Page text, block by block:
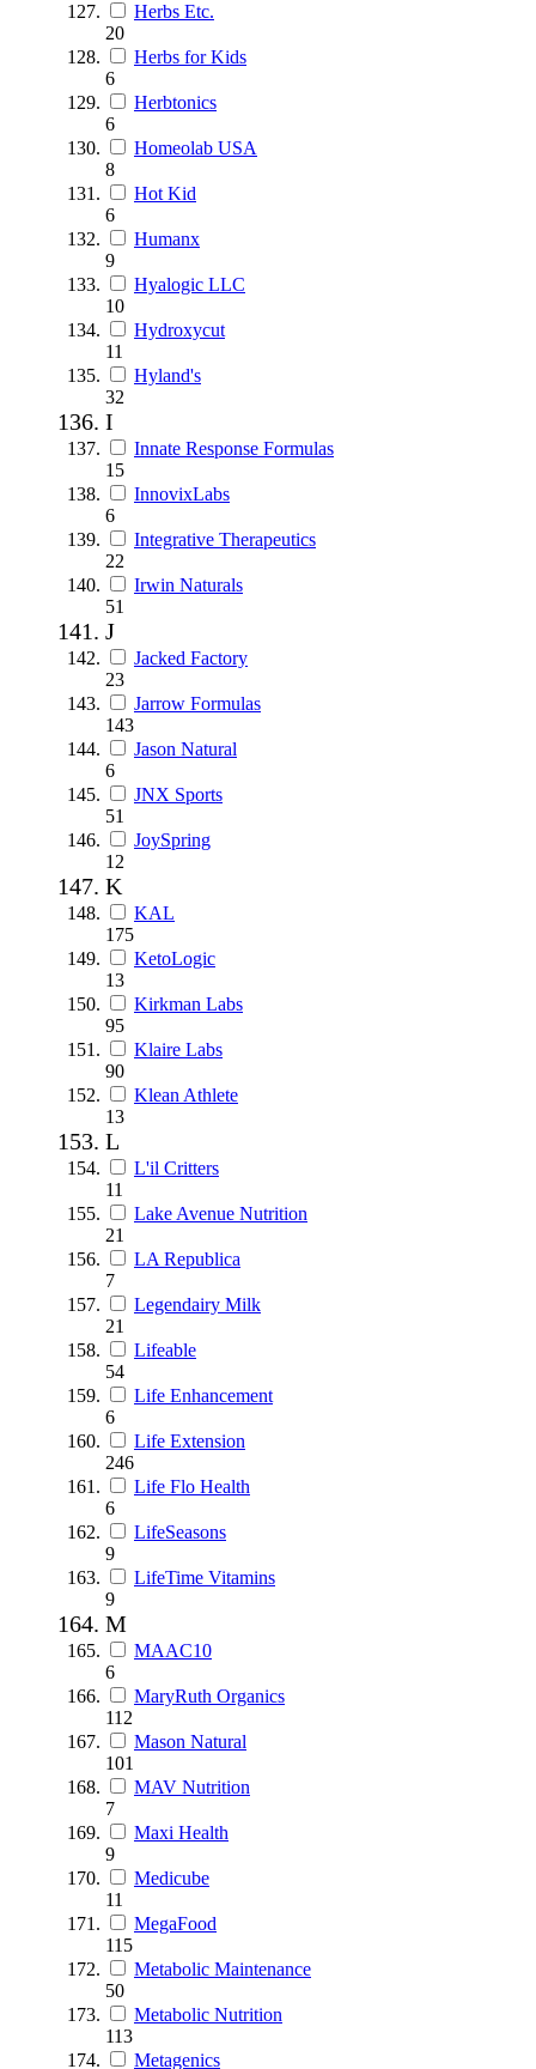
Herbs Etc.
20
Herbs for Kids
6
Herbtonics
6
Homeolab USA
8
Hot Kid
6
Humanx
9
Hyalogic LLC
10
Hydroxycut
11
Hyland's
32
I
Innate Response Formulas
15
InnovixLabs
6
Integrative Therapeutics
22
Irwin Naturals
51
J
Jacked Factory
23
Jarrow Formulas
143
Jason Natural
6
JNX Sports
51
JoySpring
12
K
KAL
175
KetoLogic
13
Kirkman Labs
95
Klaire Labs
90
Klean Athlete
13
L
L'il Critters
11
Lake Avenue Nutrition
21
LA Republica
7
Legendairy Milk
21
Lifeable
54
Life Enhancement
6
Life Extension
246
Life Flo Health
6
LifeSeasons
9
LifeTime Vitamins
9
M
MAAC10
6
MaryRuth Organics
112
Mason Natural
101
MAV Nutrition
7
Maxi Health
9
Medicube
11
MegaFood
115
Metabolic Maintenance
50
Metabolic Nutrition
113
Metagenics